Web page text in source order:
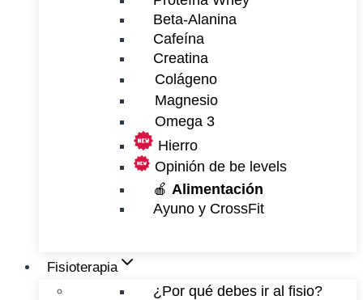
Beta-Alanina
Cafeína
Creatina
Colágeno
Magnesio
Omega 3
Hierro
Opinión de be levels
🍎 Alimentación
Ayuno y CrossFit
Fisioterapia
¿Por qué debes ir al fisio?